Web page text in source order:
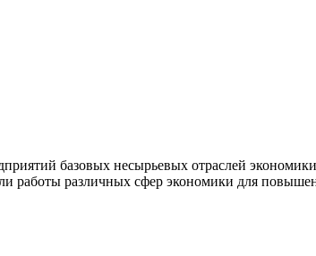
базовых несырьевых отраслей
работы различных сфер экономики для